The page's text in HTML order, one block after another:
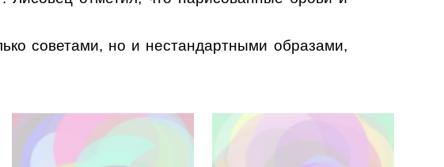
советами, но и нестандартными образами,